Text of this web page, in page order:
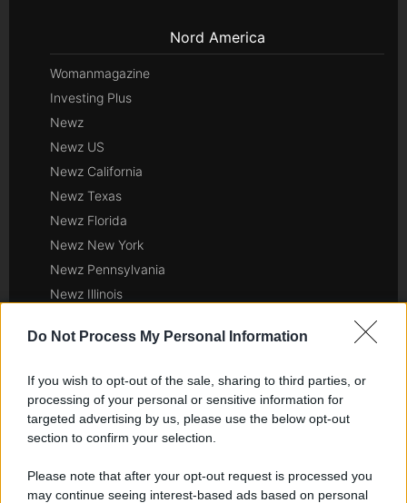
Do Not Process My Personal Information
If you wish to opt-out of the sale, sharing to third parties, or
processing of your personal or sensitive information for
targeted advertising by us, please use the below opt-out
section to confirm your selection.
Please note that after your opt-out request is processed you
may continue seeing interest-based ads based on personal
Nord America
Womanmagazine
Investing Plus
Newz
Newz US
Newz California
Newz Texas
Newz Florida
Newz New York
Newz Pennsylvania
Newz Illinois
Gameland
Scoop Mag
Lgbtqia News
Motors Magazine 365
Home Magazine 365